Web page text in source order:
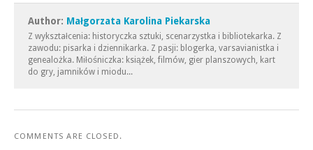
Author: Małgorzata Karolina Piekarska
Z wykształcenia: historyczka sztuki, scenarzystka i bibliotekarka. Z
zawodu: pisarka i dziennikarka. Z pasji: blogerka, varsavianistka i
genealożka. Miłośniczka: książek, filmów, gier planszowych, kart
do gry, jamników i miodu...
COMMENTS ARE CLOSED.